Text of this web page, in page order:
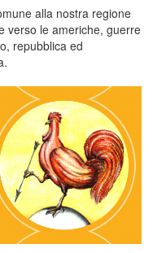
alla nostra regione
verso le americhe, guerre
repubblica ed